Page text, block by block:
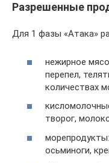
Разрешенные
Для 1 фазы «Атака»
нежирное
перепел,
количествах
творог,
осьминоги,